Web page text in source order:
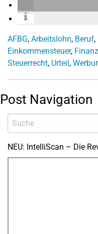
AFBG, Arbeitslohn, Beruf,
Einkommensteuer,
Steuerrecht, Urteil,
Post Navigation
NEU: IntelliScan – Die